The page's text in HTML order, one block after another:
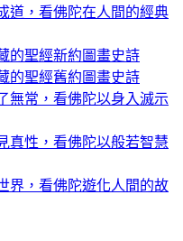
道，看佛陀在人間的經典
的聖經新約圖畫史詩
的聖經舊約圖畫史詩
無常，看佛陀以身入滅示
真性，看佛陀以般若智慧
界，看佛陀遊化人間的故